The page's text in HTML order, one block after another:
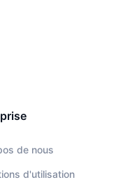
de nous
d'utilisation